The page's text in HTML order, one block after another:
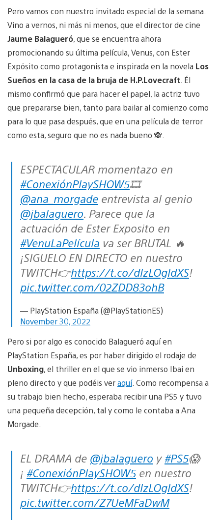
Pero vamos con nuestro invitado especial de la semana.
Vino a vernos, ni más ni menos, que el director de cine
Jaume Balagueró, que se encuentra ahora
promocionando su última película, Venus, con Ester
Expósito como protagonista e inspirada en la novela Los
Sueños en la casa de la bruja de H.P.Lovecraft . Él
mismo confirmó que para hacer el papel, la actriz tuvo
que prepararse bien, tanto para bailar al comienzo como
para lo que pasa después, que en una película de terror
como esta, seguro que no es nada bueno 🙈.
ESPECTACULAR momentazo en
#ConexiónPlaySHOW5🎞️
@ana_morgade entrevista al genio
@jbalaguero. Parece que la
actuación de Ester Exposito en
#VenuLaPelícula va ser BRUTAL 🔥
¡SIGUELO EN DIRECTO en nuestro
TWITCH👉https://t.co/dlzLOgldXS!
pic.twitter.com/02ZDD83ohB
— PlayStation España (@PlayStationES)
November 30, 2022
Pero si por algo es conocido Balagueró aquí en
PlayStation España, es por haber dirigido el rodaje de
Unboxing, el thriller en el que se vio inmerso Ibai en
pleno directo y que podéis veraquí. Como recompensa a
su trabajo bien hecho, esperaba recibir una PS5 y tuvo
una pequeña decepción, tal y como le contaba a Ana
Morgade.
EL DRAMA de @jbalaguero y #PS5😱
¡ #ConexiónPlaySHOW5 en nuestro
TWITCH👉https://t.co/dlzLOgldXS!
pic.twitter.com/Z7UeMFaDwM